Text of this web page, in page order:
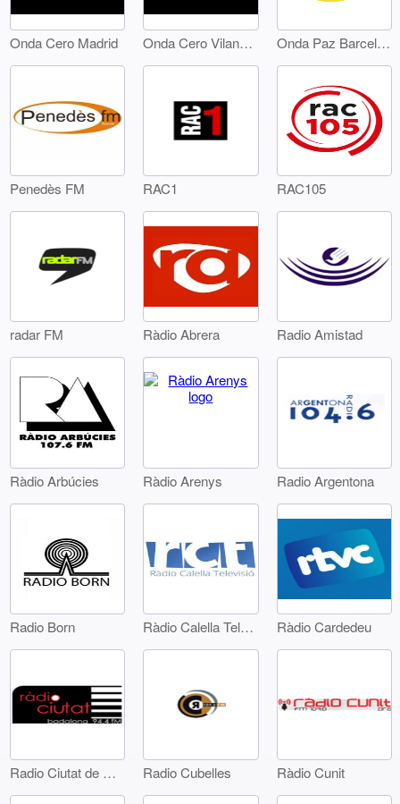
Onda Cero Madrid Onda Cero Vilanova Onda Paz Barcelona
Penedès FM RAC1 RAC105
radar FM Ràdio Abrera Radio Amistad
Ràdio Arbúcies Ràdio Arenys Radio Argentona
Radio Born Ràdio Calella Televisió Ràdio Cardedeu
Radio Ciutat de Badalona Radio Cubelles Ràdio Cunit